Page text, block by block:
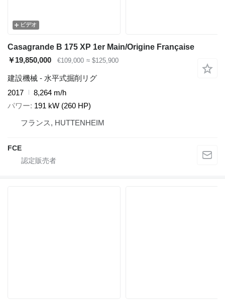
ビデオ
Casagrande B 175 XP 1er Main/Origine Française
￥19,850,000
€109,000 ≈ $125,900
建設機械 - 水平式掘削リグ
2017
8,264 m/h
パワー 191 kW (260 HP)
フランス, HUTTENHEIM
FCE